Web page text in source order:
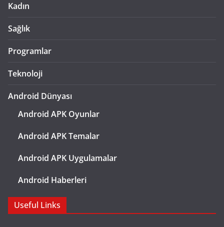
Kadın
Sağlık
Programlar
Teknoloji
Android Dünyası
Android APK Oyunlar
Android APK Temalar
Android APK Uygulamalar
Android Haberleri
Useful Links